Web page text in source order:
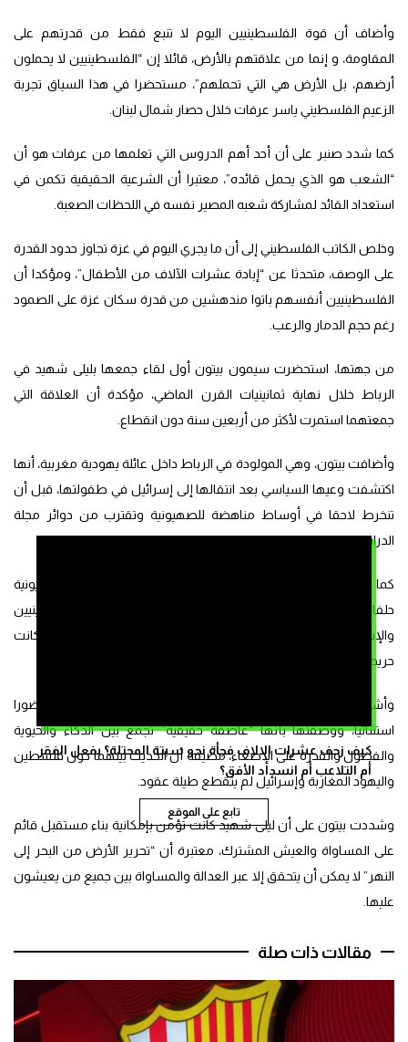
كيف زحف عشرات الالاف فجأة نحو سبتة المحتلة؟ بفعل الفقر
أم التلاعب أم انسداد الأفق؟
تابع على الموقع
وأضاف أن قوة الفلسطينيين اليوم لا تنبع فقط من قدرتهم على
المقاومة، و إنما من علاقتهم بالأرض، قائلا إن “الفلسطينيين لا يحملون
أرضهم، بل الأرض هي التي تحملهم”، مستحضرا في هذا السياق تجربة
الزعيم الفلسطيني ياسر عرفات خلال حصار شمال لبنان.
كما شدد صنبر على أن أحد أهم الدروس التي تعلمها من عرفات هو أن
“الشعب هو الذي يحمل قائده”، معتبرا أن الشرعية الحقيقية تكمن في
استعداد القائد لمشاركة شعبه المصير نفسه في اللحظات الصعبة.
وخلص الكاتب الفلسطيني إلى أن ما يجري اليوم في غزة تجاوز حدود القدرة
على الوصف، متحدثا عن “إبادة عشرات الآلاف من الأطفال”، ومؤكدا أن
الفلسطينيين أنفسهم باتوا مندهشين من قدرة سكان غزة على الصمود
رغم حجم الدمار والرعب.
من جهتها، استحضرت سيمون بيتون أول لقاء جمعها بليلى شهيد في
الرباط خلال نهاية ثمانينيات القرن الماضي، مؤكدة أن العلاقة التي
جمعتهما استمرت لأكثر من أربعين سنة دون انقطاع.
وأضافت بيتون، وهي المولودة في الرباط داخل عائلة يهودية مغربية، أنها
اكتشفت وعيها السياسي بعد انتقالها إلى إسرائيل في طفولتها، قبل أن
تنخرط لاحقا في أوساط مناهضة للصهيونية وتقترب من دوائر مجلة
الدراسات الفلسطينية في باريس.
كما لفتت إلى أن ليلى شهيد كانت تعتبر اليهود المناهضين للصهيونية
حلفاء أساسيين للنضال الفلسطيني، وكانت تؤمن بأن مصير الفلسطينيين
والإسرائيليين “إما أن يكون مشتركا أو لا يكون”، مشيرة إلى أنها كانت
حريصة على الدفاع عن هذا الموقف في مختلف المحافل.
وأشارت المخرجة الفرنسية المغربية إلى أن الراحلة كانت تمتلك حضورا
استثنائيا، ووصفتها بأنها “عاصفة حقيقية” تجمع بين الذكاء والحيوية
والفضول والقدرة على الإصغاء، مضيفة أن الحديث بينهما حول فلسطين
واليهود المغاربة وإسرائيل لم ينقطع طيلة عقود.
وشددت بيتون على أن ليلى شهيد كانت تؤمن بإمكانية بناء مستقبل قائم
على المساواة والعيش المشترك، معتبرة أن “تحرير الأرض من البحر إلى
النهر” لا يمكن أن يتحقق إلا عبر العدالة والمساواة بين جميع من يعيشون
عليها.
مقالات ذات صلة